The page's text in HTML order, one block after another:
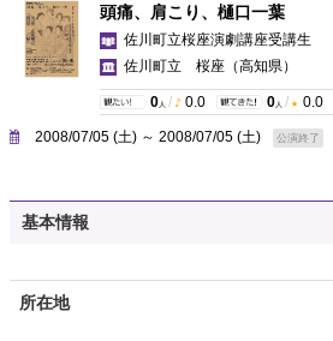
頭痛、肩こり、樋口一葉
佐川町立桜座演劇講座受講生
佐川町立 桜座 （高知県）
0 人 / 0.0 0 人 / 0.0
2008/07/05 (土) ～ 2008/07/05 (土) 公演終了
基本情報
所在地